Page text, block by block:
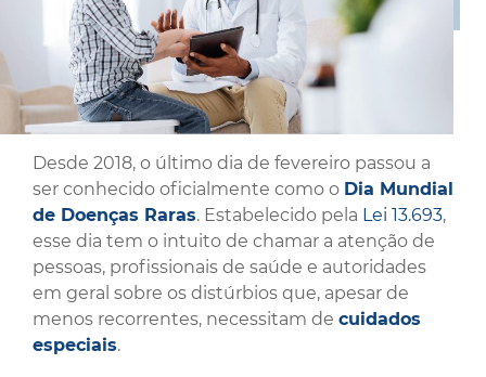
Desde 2018, o último dia de fevereiro passou a
ser conhecido oficialmente como o Dia Mundial
de Doenças Raras. Estabelecido pela Lei 13.693,
esse dia tem o intuito de chamar a atenção de
pessoas, profissionais de saúde e autoridades
em geral sobre os distúrbios que, apesar de
menos recorrentes, necessitam de cuidados
especiais.